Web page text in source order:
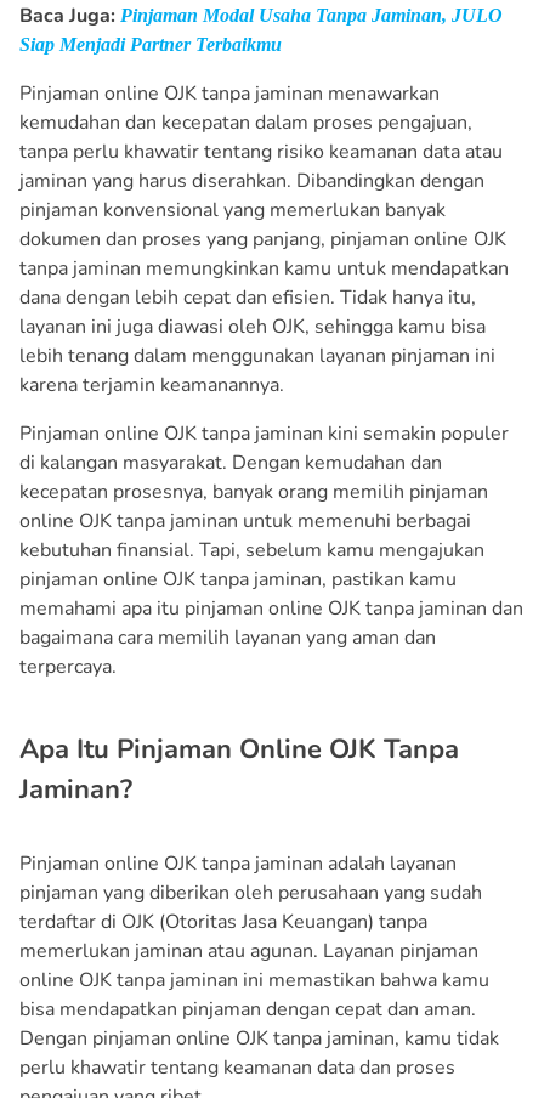
Baca Juga: Pinjaman Modal Usaha Tanpa Jaminan, JULO
Siap Menjadi Partner Terbaikmu
Pinjaman online OJK tanpa jaminan menawarkan
kemudahan dan kecepatan dalam proses pengajuan,
tanpa perlu khawatir tentang risiko keamanan data atau
jaminan yang harus diserahkan. Dibandingkan dengan
pinjaman konvensional yang memerlukan banyak
dokumen dan proses yang panjang, pinjaman online OJK
tanpa jaminan memungkinkan kamu untuk mendapatkan
dana dengan lebih cepat dan efisien. Tidak hanya itu,
layanan ini juga diawasi oleh OJK, sehingga kamu bisa
lebih tenang dalam menggunakan layanan pinjaman ini
karena terjamin keamanannya.
Pinjaman online OJK tanpa jaminan kini semakin populer
di kalangan masyarakat. Dengan kemudahan dan
kecepatan prosesnya, banyak orang memilih pinjaman
online OJK tanpa jaminan untuk memenuhi berbagai
kebutuhan finansial. Tapi, sebelum kamu mengajukan
pinjaman online OJK tanpa jaminan, pastikan kamu
memahami apa itu pinjaman online OJK tanpa jaminan dan
bagaimana cara memilih layanan yang aman dan
terpercaya.
Apa Itu Pinjaman Online OJK Tanpa
Jaminan?
Pinjaman online OJK tanpa jaminan adalah layanan
pinjaman yang diberikan oleh perusahaan yang sudah
terdaftar di OJK (Otoritas Jasa Keuangan) tanpa
memerlukan jaminan atau agunan. Layanan pinjaman
online OJK tanpa jaminan ini memastikan bahwa kamu
bisa mendapatkan pinjaman dengan cepat dan aman.
Dengan pinjaman online OJK tanpa jaminan, kamu tidak
perlu khawatir tentang keamanan data dan proses